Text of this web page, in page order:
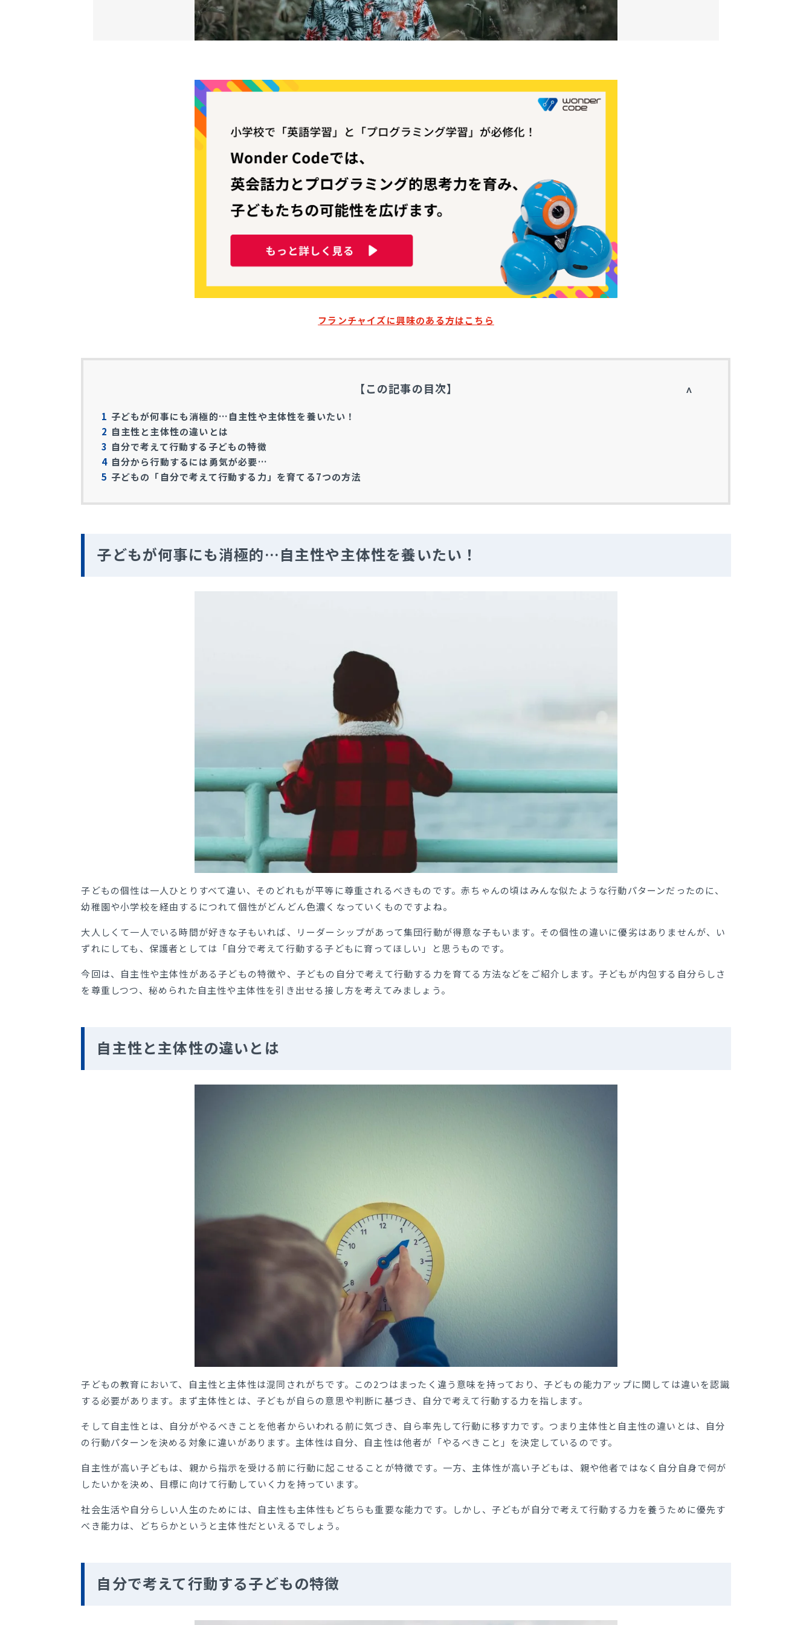
フランチャイズに興味のある方はこちら
【この記事の目次】
1 子どもが何事にも消極的…自主性や主体性を養いたい！
2 自主性と主体性の違いとは
3 自分で考えて行動する子どもの特徴
4 自分から行動するには勇気が必要…
5 子どもの「自分で考えて行動する力」を育てる7つの方法
子どもが何事にも消極的…自主性や主体性を養いたい！
子どもの個性は一人ひとりすべて違い、そのどれもが平等に尊重されるべきものです。赤ちゃんの頃はみんな似たような行動パターンだったのに、
幼稚園や小学校を経由するにつれて個性がどんどん色濃くなっていくものですよね。
大人しくて一人でいる時間が好きな子もいれば、リーダーシップがあって集団行動が得意な子もいます。その個性の違いに優劣はありませんが、い
ずれにしても、保護者としては「自分で考えて行動する子どもに育ってほしい」と思うものです。
今回は、自主性や主体性がある子どもの特徴や、子どもの自分で考えて行動する力を育てる方法などをご紹介します。子どもが内包する自分らしさ
を尊重しつつ、秘められた自主性や主体性を引き出せる接し方を考えてみましょう。
自主性と主体性の違いとは
子どもの教育において、自主性と主体性は混同されがちです。この2つはまったく違う意味を持っており、子どもの能力アップに関しては違いを認識
する必要があります。まず主体性とは、子どもが自らの意思や判断に基づき、自分で考えて行動する力を指します。
そして自主性とは、自分がやるべきことを他者からいわれる前に気づき、自ら率先して行動に移す力です。つまり主体性と自主性の違いとは、自分
の行動パターンを決める対象に違いがあります。主体性は自分、自主性は他者が「やるべきこと」を決定しているのです。
自主性が高い子どもは、親から指示を受ける前に行動に起こせることが特徴です。一方、主体性が高い子どもは、親や他者ではなく自分自身で何が
したいかを決め、目標に向けて行動していく力を持っています。
社会生活や自分らしい人生のためには、自主性も主体性もどちらも重要な能力です。しかし、子どもが自分で考えて行動する力を養うために優先す
べき能力は、どちらかというと主体性だといえるでしょう。
自分で考えて行動する子どもの特徴